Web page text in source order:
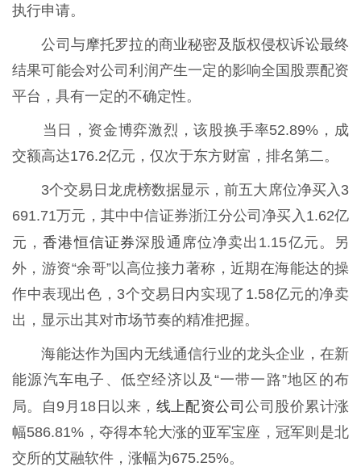
执行申请。
公司与摩托罗拉的商业秘密及版权侵权诉讼最终
结果可能会对公司利润产生一定的影响全国股票配资
平台，具有一定的不确定性。
当日，资金博弈激烈，该股换手率52.89%，成
交额高达176.2亿元，仅次于东方财富，排名第二。
3个交易日龙虎榜数据显示，前五大席位净买入3
691.71万元，其中中信证券浙江分公司净买入1.62亿
元，香港恒信证券深股通席位净卖出1.15亿元。另
外，游资“余哥”以高位接力著称，近期在海能达的操
作中表现出色，3个交易日内实现了1.58亿元的净卖
出，显示出其对市场节奏的精准把握。
海能达作为国内无线通信行业的龙头企业，在新
能源汽车电子、低空经济以及“一带一路”地区的布
局。自9月18日以来， 线上配资公司公司股价累计涨
幅586.81%，夺得本轮大涨的亚军宝座，冠军则是北
交所的艾融软件，涨幅为675.25%。